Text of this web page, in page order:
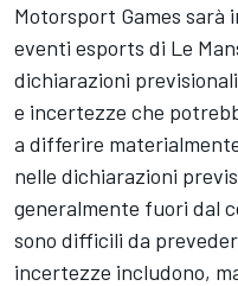
Motorsport Games sarà
eventi esports di Le
dichiarazioni
e incertezze che
a differire
nelle dichiarazioni
generalmente fuori dal
sono difficili da
incertezze includono,